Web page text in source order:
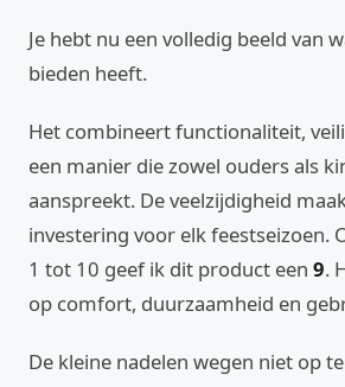
Je hebt nu een volledig beeld van
bieden heeft.
Het combineert functionaliteit,
een manier die zowel ouders als
aanspreekt. De veelzijdigheid
investering voor elk feestseizoen.
1 tot 10 geef ik dit product een 9.
op comfort, duurzaamheid en
De kleine nadelen wegen niet op